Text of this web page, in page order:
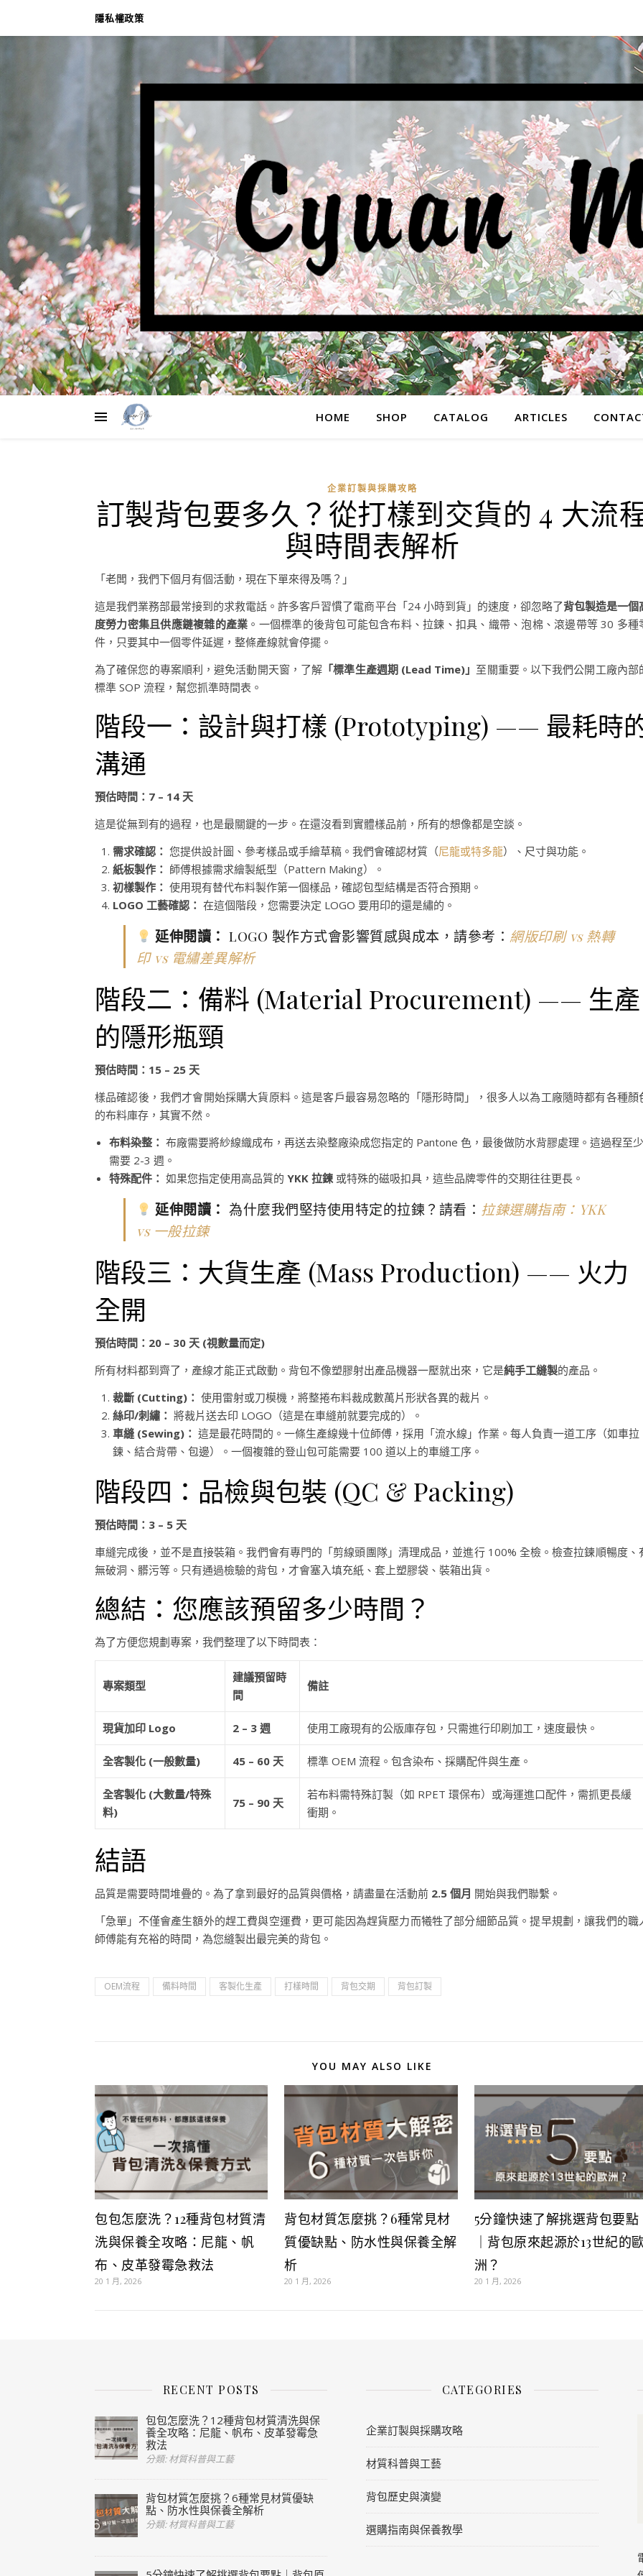
隱私權政策
HOME SHOP CATALOG ARTICLES
企業訂製與採購攻略
訂製背包要多久？從打樣到交貨的 4 大流
與時間表解析
「老闆，我們下個月有個活動，現在下單來得及嗎？」
這是我們業務部最常接到的求救電話。許多客戶習慣了電商平台「24 小時到貨」的速度，卻忽略了背包製造是一個
度勞力密集且供應鏈複雜的產業 。一個標準的後背包可能包含布料、拉鍊、扣具、織帶、泡棉、滾邊帶等 30 多種
件，只要其中一個零件延遲，整條產線就會停擺。
為了確保您的專案順利，避免活動開天窗，了解 「標準生產週期 (Lead Time)」 至關重要。以下我們公開工廠內部
標準 SOP 流程，幫您抓準時間表。
階段一：設計與打樣 (Prototyping) —— 最耗時
溝通
預估時間：7 – 14 天
這是從無到有的過程，也是最關鍵的一步。在還沒看到實體樣品前，所有的想像都是空談。
需求確認： 您提供設計圖、參考樣品或手繪草稿。我們會確認材質（尼龍或特多龍）、尺寸與功能。
紙板製作： 師傅根據需求繪製紙型（Pattern Making）。
初樣製作： 使用現有替代布料製作第一個樣品，確認包型結構是否符合預期。
LOGO 工藝確認： 在這個階段，您需要決定 LOGO 要用印的還是繡的。
延伸閱讀： LOGO 製作方式會影響質感與成本，請參考： 網版印刷 vs 熱轉
印 vs 電繡差異解析
階段二：備料 (Material Procurement) —— 生產
的隱形瓶頸
預估時間：15 – 25 天
樣品確認後，我們才會開始採購大貨原料。這是客戶最容易忽略的「隱形時間」，很多人以為工廠隨時都有各種顏
的布料庫存，其實不然。
布料染整： 布廠需要將紗線織成布，再送去染整廠染成您指定的 Pantone 色，最後做防水背膠處理。這過程至少
需要 2-3 週。
特殊配件： 如果您指定使用高品質的 YKK 拉鍊或特殊的磁吸扣具，這些品牌零件的交期往往更長。
延伸閱讀： 為什麼我們堅持使用特定的拉鍊？請看： 拉鍊選購指南：YKK
vs 一般拉鍊
階段三：大貨生產 (Mass Production) —— 火力
全開
預估時間：20 – 30 天 (視數量而定)
所有材料都到齊了，產線才能正式啟動。背包不像塑膠射出產品機器一壓就出來，它是純手工縫製的產品。
裁斷 (Cutting)： 使用雷射或刀模機，將整捲布料裁成數萬片形狀各異的裁片。
絲印/刺繡： 將裁片送去印 LOGO（這是在車縫前就要完成的）。
車縫 (Sewing)： 這是最花時間的。一條生產線幾十位師傅，採用「流水線」作業。每人負責一道工序（如車拉
鍊、結合背帶、包邊）。一個複雜的登山包可能需要 100 道以上的車縫工序。
階段四：品檢與包裝 (QC & Packing)
預估時間：3 – 5 天
車縫完成後，並不是直接裝箱。我們會有專門的「剪線頭團隊」清理成品，並進行 100% 全檢。檢查拉鍊順暢度、
無破洞、髒污等。只有通過檢驗的背包，才會塞入填充紙、套上塑膠袋、裝箱出貨。
總結：您應該預留多少時間？
為了方便您規劃專案，我們整理了以下時間表：
專案類型
建議預留時
間
備註
現貨加印 Logo 2 – 3 週 使用工廠現有的公版庫存包，只需進行印刷加工，速度最快。
全客製化 (一般數量) 45 – 60 天 標準 OEM 流程。包含染布、採購配件與生產。
全客製化 (大數量/特殊
料)
75 – 90 天
若布料需特殊訂製（如 RPET 環保布）或海運進口配件，需抓更長緩
衝期。
結語
品質是需要時間堆疊的。為了拿到最好的品質與價格，請盡量在活動前 2.5 個月 開始與我們聯繫。
「急單」不僅會產生額外的趕工費與空運費，更可能因為趕貨壓力而犧牲了部分細節品質。提早規劃，讓我們的職
師傅能有充裕的時間，為您縫製出最完美的背包。
OEM流程 備料時間 客製化生產 打樣時間 背包交期 背包訂製
YOU MAY ALSO LIKE
包包怎麼洗？12種背包材質清
洗與保養全攻略：尼龍、帆
布、皮革發霉急救法
20 1 月, 2026
背包材質怎麼挑？6種常見材
質優缺點、防水性與保養全解
析
20 1 月, 2026
5分鐘快速了解挑選背包要點
｜背包原來起源於13世紀的
洲？
20 1 月, 2026
RECENT POSTS
包包怎麼洗？12種背包材質清洗與保
養全攻略：尼龍、帆布、皮革發霉急
救法
分類: 材質科普與工藝
背包材質怎麼挑？6種常見材質優缺
點、防水性與保養全解析
分類: 材質科普與工藝
CATEGORIES
企業訂製與採購攻略
材質科普與工藝
背包歷史與演變
選購指南與保養教學